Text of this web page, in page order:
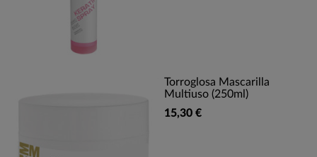
Torroglosa Mascarilla
Multiuso (250ml)
15,30 €